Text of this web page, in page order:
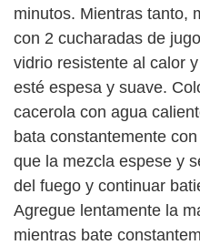
minutos. Mientras tanto,
con 2 cucharadas de
vidrio resistente al calor
esté espesa y suave.
cacerola con agua
bata constantemente
que la mezcla espese y
del fuego y continuar
Agregue lentamente la
mientras bate